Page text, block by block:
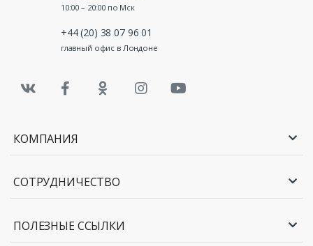
10:00 – 20:00 по Мск
+44 (20) 38 07 96 01
главный офис в Лондоне
КОМПАНИЯ
СОТРУДНИЧЕСТВО
ПОЛЕЗНЫЕ ССЫЛКИ